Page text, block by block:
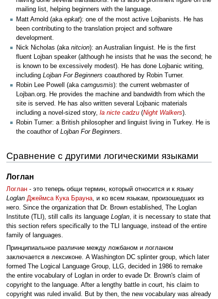
mailing list, helping beginners with the language.
Matt Arnold (aka epkat): one of the most active Lojbanists. He has
been contributing to the translation project and software
development.
Nick Nicholas (aka nitcion): an Australian linguist. He is the first
fluent Lojban speaker (although he insists that he was the second; he
is known to be excessively modest). He has done Lojbanic writing,
including Lojban For Beginners coauthored by Robin Turner.
Robin Lee Powell (aka camgusmis): the current webmaster of
Lojban.org. He provides the machine and bandwidth from which the
site is served. He has also written several Lojbanic materials
including a novel-sized story, la nicte cadzu (Night Walkers).
Robin Turner: a British philosopher and linguist living in Turkey. He is
the coauthor of Lojban For Beginners.
Сравнение с другими логическими языками
Логлан
Логлан- это теперь общи термин, который относится и к языку
Loglan Джеймса Кука Брауна, и ко всем языкам, произошедших из
него. Since the organization that Dr. Brown established, The Loglan
Institute (TLI), still calls its language Loglan, it is necessary to state that
this section refers specifically to the TLI language, instead of the entire
family of languages.
Принципиальное различие между ложбаном и логланом
заключается в лексиконе. A Washington DC splinter group, which later
formed The Logical Language Group, LLG, decided in 1986 to remake
the entire vocabulary of Loglan in order to evade Dr. Brown's claim of
copyright to the language. After a lengthy battle in court, his claim to
copyright was ruled invalid. But by then, the new vocabulary was already